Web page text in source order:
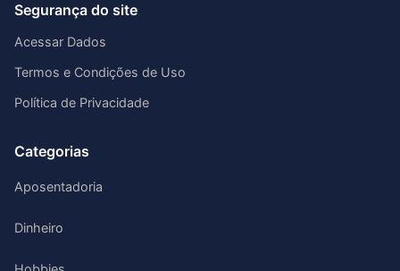
Segurança do site
Acessar Dados
Termos e Condições de Uso
Política de Privacidade
Categorias
Aposentadoria
Dinheiro